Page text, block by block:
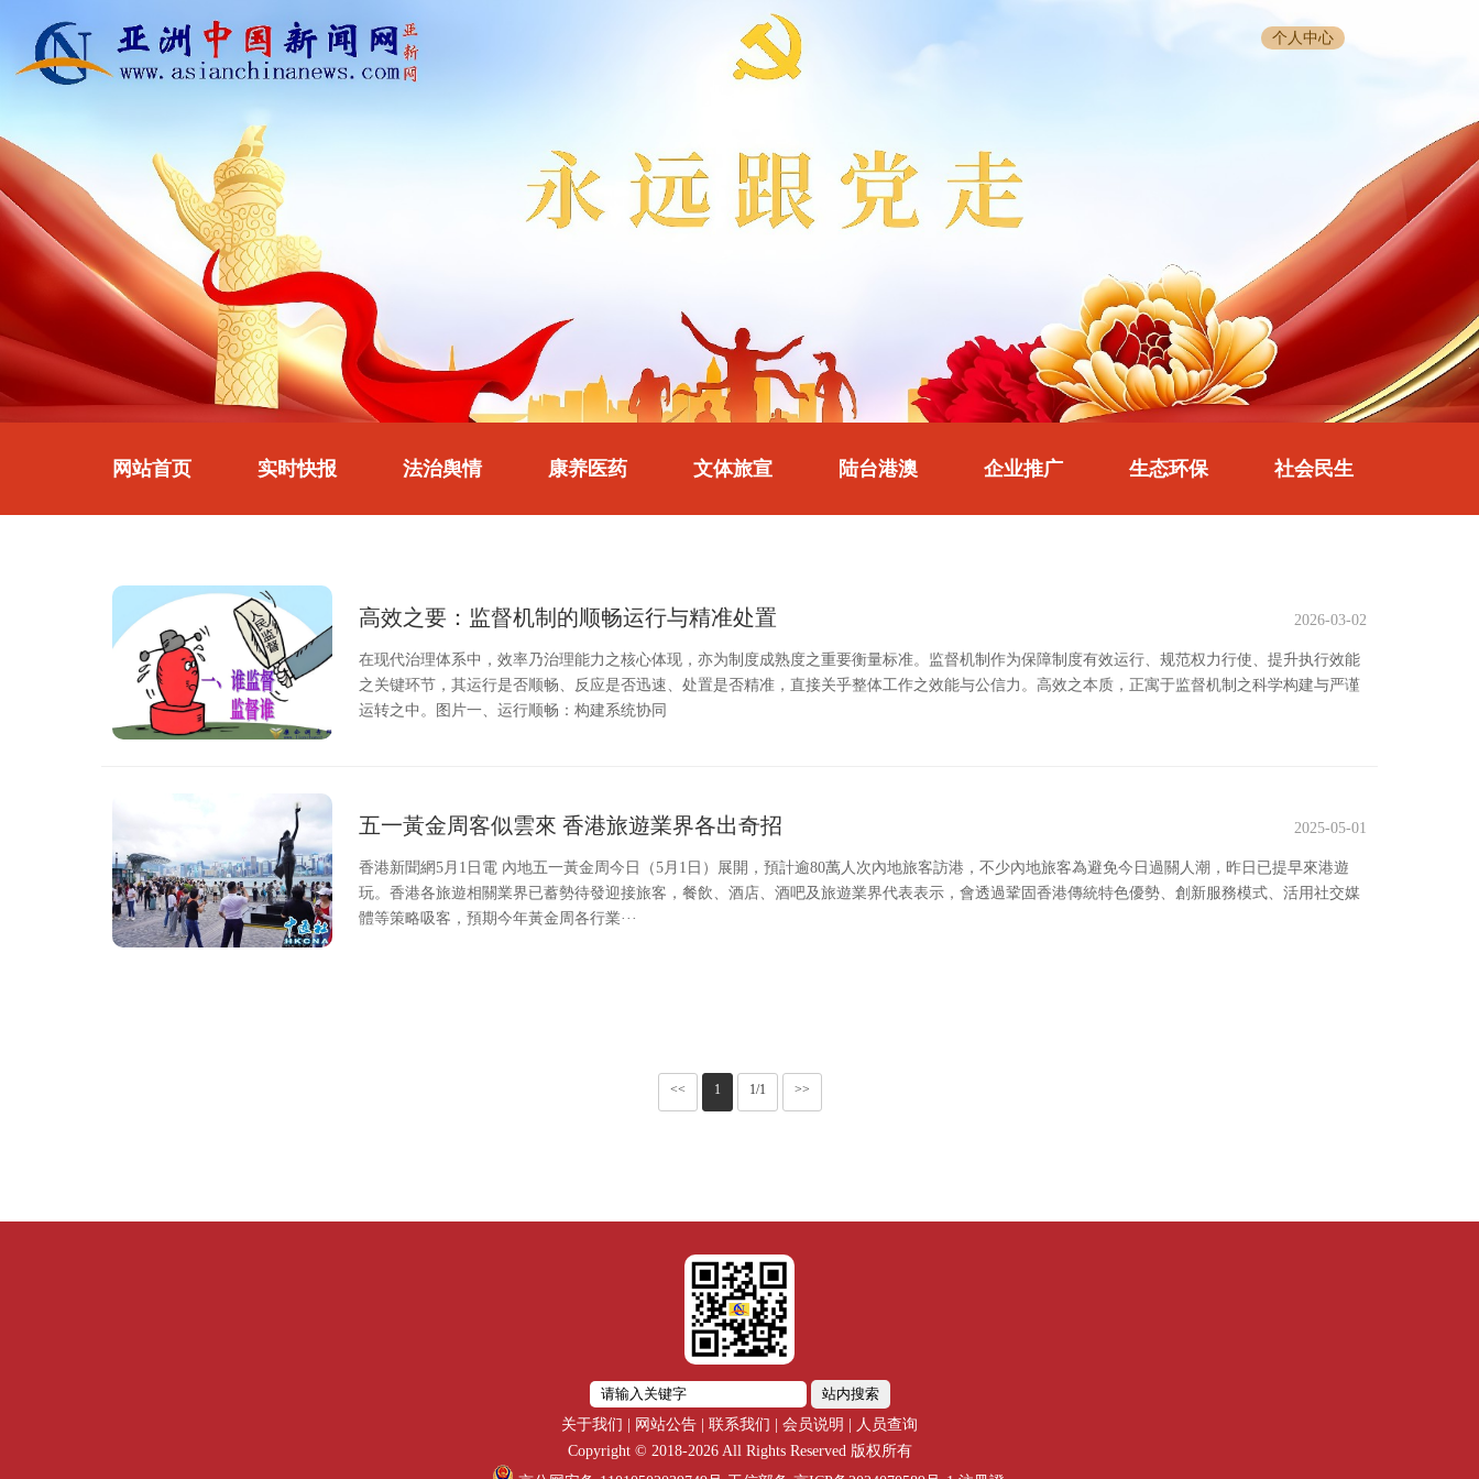
个人中心
网站首页 实时快报 法治舆情 康养医药 文体旅宣 陆台港澳 企业推广 生态环保 社会民生
高效之要：监督机制的顺畅运行与精准处置 2026-03-02
在现代治理体系中，效率乃治理能力之核心体现，亦为制度成熟度之重要衡量标准。监督机制作为保障制度有效运行、规范权力行使、提升执行效能
之关键环节，其运行是否顺畅、反应是否迅速、处置是否精准，直接关乎整体工作之效能与公信力。高效之本质，正寓于监督机制之科学构建与严谨
运转之中。图片一、运行顺畅：构建系统协同
五一黃金周客似雲來 香港旅遊業界各出奇招 2025-05-01
香港新聞網5月1日電 內地五一黃金周今日（5月1日）展開，預計逾80萬人次內地旅客訪港，不少內地旅客為避免今日過關人潮，昨日已提早來港遊
玩。香港各旅遊相關業界已蓄勢待發迎接旅客，餐飲、酒店、酒吧及旅遊業界代表表示，會透過鞏固香港傳統特色優勢、創新服務模式、活用社交媒
體等策略吸客，預期今年黃金周各行業···
<< 1 1/1 >>
站内搜索
关于我们 | 网站公告 | 联系我们 | 会员说明 | 人员查询
Copyright © 2018-2026 All Rights Reserved 版权所有